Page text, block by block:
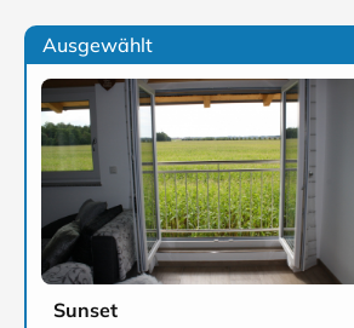
Ausgewählt
Sunset